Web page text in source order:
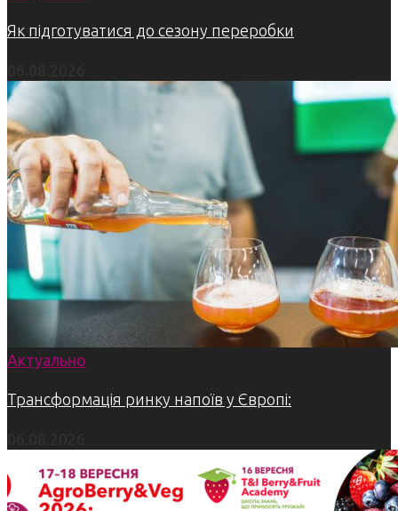
Як підготуватися до сезону переробки
Актуально
Трансформація ринку напоїв у Європі: